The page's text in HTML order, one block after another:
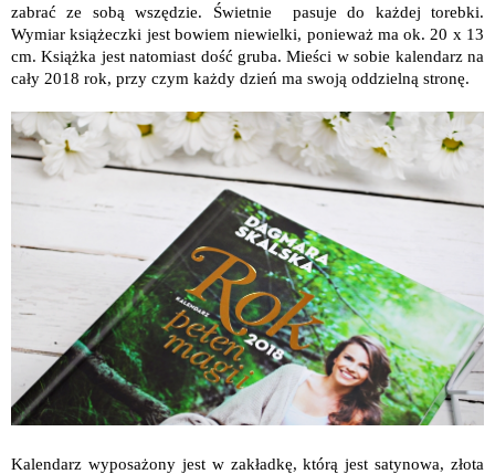
zabrać ze sobą wszędzie. Świetnie pasuje do każdej torebki.
Wymiar książeczki jest bowiem niewielki, ponieważ ma ok. 20 x 13
cm. Książka jest natomiast dość gruba. Mieści w sobie kalendarz na
cały 2018 rok, przy czym każdy dzień ma swoją oddzielną stronę.
Kalendarz wyposażony jest w zakładkę, którą jest satynowa, złota